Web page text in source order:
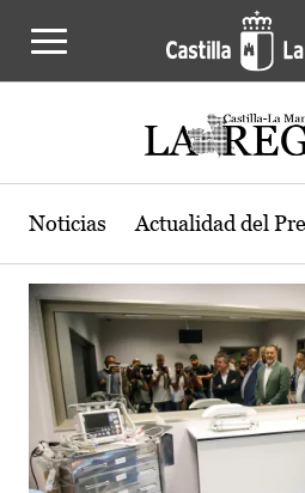
Actualidad de la
Noticias Actualidad del